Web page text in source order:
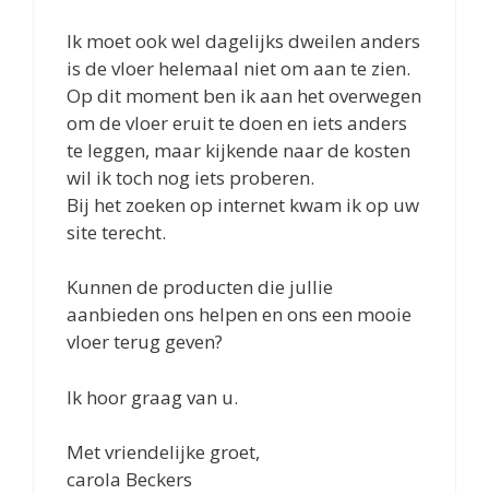
Ik moet ook wel dagelijks dweilen anders
is de vloer helemaal niet om aan te zien.
Op dit moment ben ik aan het overwegen
om de vloer eruit te doen en iets anders
te leggen, maar kijkende naar de kosten
wil ik toch nog iets proberen.
Bij het zoeken op internet kwam ik op uw
site terecht.
Kunnen de producten die jullie
aanbieden ons helpen en ons een mooie
vloer terug geven?
Ik hoor graag van u.
Met vriendelijke groet,
carola Beckers